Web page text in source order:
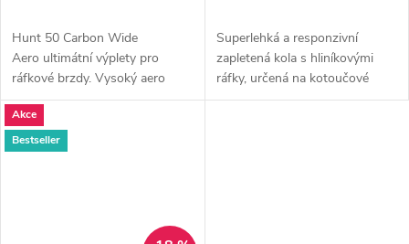
Hunt 50 Carbon Wide
Aero ultimátní výplety pro
ráfkové brzdy. Vysoký aero
ráfek s ultra širokým profilem a
vysokou...
Superlehká a responzivní
zapletená kola s hliníkovými
ráfky, určená na kotoučové
brzdy. HUNT Alloy SL Disc
Akce
Bestseller